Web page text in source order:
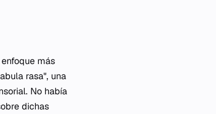
más
rasa", una
No había
dichas